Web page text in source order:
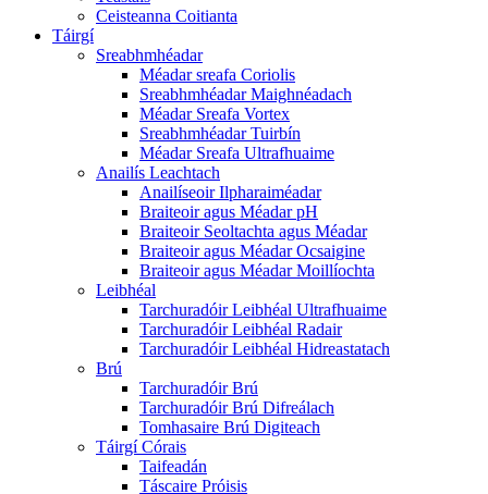
Ceisteanna Coitianta
Táirgí
Sreabhmhéadar
Méadar sreafa Coriolis
Sreabhmhéadar Maighnéadach
Méadar Sreafa Vortex
Sreabhmhéadar Tuirbín
Méadar Sreafa Ultrafhuaime
Anailís Leachtach
Anailíseoir Ilpharaiméadar
Braiteoir agus Méadar pH
Braiteoir Seoltachta agus Méadar
Braiteoir agus Méadar Ocsaigine
Braiteoir agus Méadar Moillíochta
Leibhéal
Tarchuradóir Leibhéal Ultrafhuaime
Tarchuradóir Leibhéal Radair
Tarchuradóir Leibhéal Hidreastatach
Brú
Tarchuradóir Brú
Tarchuradóir Brú Difreálach
Tomhasaire Brú Digiteach
Táirgí Córais
Taifeadán
Táscaire Próisis